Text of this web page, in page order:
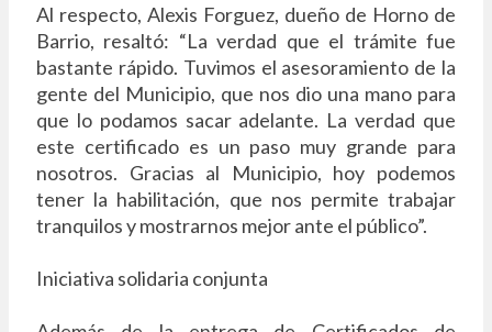
Al respecto, Alexis Forguez, dueño de Horno de
Barrio, resaltó: “La verdad que el trámite fue
bastante rápido. Tuvimos el asesoramiento de la
gente del Municipio, que nos dio una mano para
que lo podamos sacar adelante. La verdad que
este certificado es un paso muy grande para
nosotros. Gracias al Municipio, hoy podemos
tener la habilitación, que nos permite trabajar
tranquilos y mostrarnos mejor ante el público”.
Iniciativa solidaria conjunta